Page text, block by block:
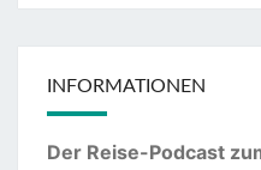
INFORMATIONEN
Der Reise-Podcast